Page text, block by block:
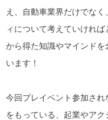
え、自動車業界だけでな
ィについて考えていけれ
から得た知識やマインド
います！
今回プレイベント参加さ
をもっている、起業やア